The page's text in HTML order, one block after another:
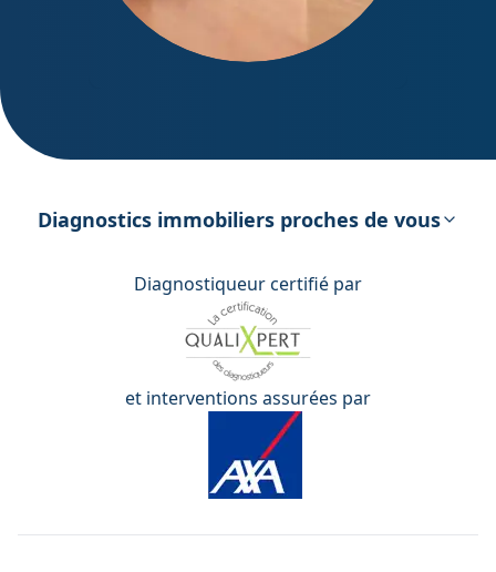
énergétique
Diagnostics immobiliers proches de vous
Diagnostiqueur certifié par
et interventions assurées par